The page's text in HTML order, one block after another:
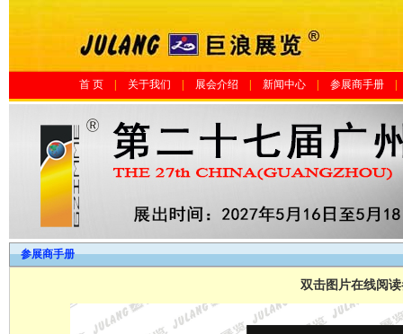
首 页 关于我们 展会介绍 新闻中心 参展商手册|
参展商手册
双击图片在线阅